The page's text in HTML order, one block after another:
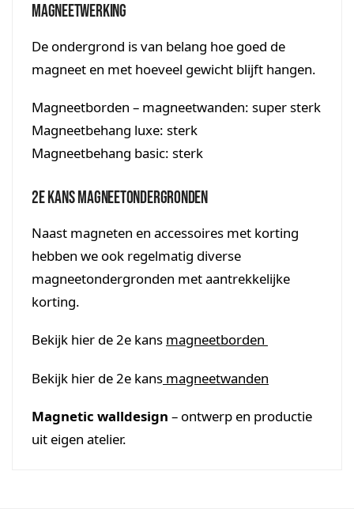
Magneetwerking
De ondergrond is van belang hoe goed de
magneet en met hoeveel gewicht blijft hangen.
Magneetborden – magneetwanden: super sterk
Magneetbehang luxe: sterk
Magneetbehang basic: sterk
2e kans magneetondergronden
Naast magneten en accessoires met korting
hebben we ook regelmatig diverse
magneetondergronden met aantrekkelijke
korting.
Bekijk hier de 2e kans magneetborden
Bekijk hier de 2e kans magneetwanden
Magnetic walldesign – ontwerp en productie
uit eigen atelier.